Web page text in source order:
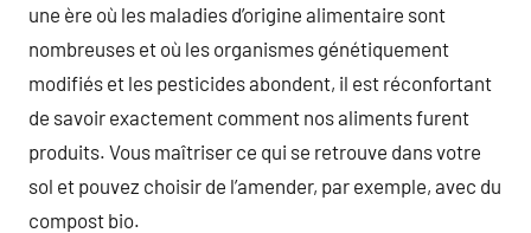
une ère où les maladies d’origine alimentaire sont
nombreuses et où les organismes génétiquement
modifiés et les pesticides abondent, il est réconfortant
de savoir exactement comment nos aliments furent
produits. Vous maîtriser ce qui se retrouve dans votre
sol et pouvez choisir de l’amender, par exemple, avec du
compost bio.